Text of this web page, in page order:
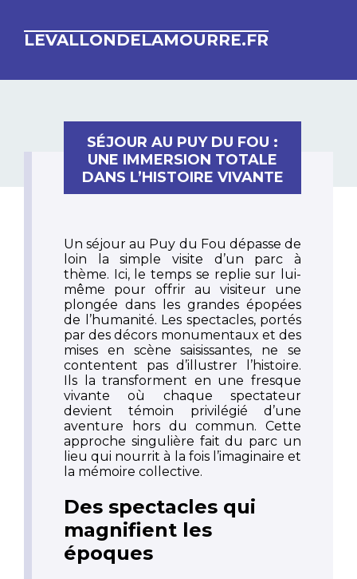
LEVALLONDELAMOURRE.FR
SÉJOUR AU PUY DU FOU :
UNE IMMERSION TOTALE
DANS L’HISTOIRE VIVANTE
Un séjour au Puy du Fou dépasse de
loin la simple visite d’un parc à
thème. Ici, le temps se replie sur lui-
même pour offrir au visiteur une
plongée dans les grandes épopées
de l’humanité. Les spectacles, portés
par des décors monumentaux et des
mises en scène saisissantes, ne se
contentent pas d’illustrer l’histoire.
Ils la transforment en une fresque
vivante où chaque spectateur
devient témoin privilégié d’une
aventure hors du commun. Cette
approche singulière fait du parc un
lieu qui nourrit à la fois l’imaginaire et
la mémoire collective.
Des spectacles qui
magnifient les
époques